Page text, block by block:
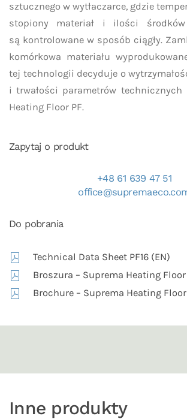
sztucznego w wytłaczarce, gdzie
stopiony materiał i ilości środków
są kontrolowane w sposób ciągły.
komórkowa materiału
tej technologii decyduje o
i trwałości parametrów technicznych
Heating Floor PF.
Zapytaj o produkt
+48 61 639 47 51
Do pobrania
Technical Data Sheet PF16 (EN)
Broszura – Suprema Heating Floor
Brochure – Suprema Heating Floor
Inne produkty